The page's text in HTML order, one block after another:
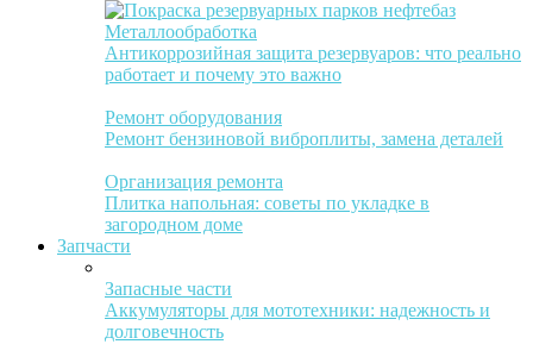
Металлообработка
Антикоррозийная защита резервуаров: что реально
работает и почему это важно
Ремонт оборудования
Ремонт бензиновой виброплиты, замена деталей
Организация ремонта
Плитка напольная: советы по укладке в
загородном доме
Запчасти
Запасные части
Аккумуляторы для мототехники: надежность и
долговечность